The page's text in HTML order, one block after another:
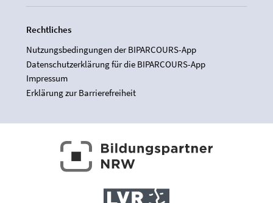
Rechtliches
Nutzungsbedingungen der BIPARCOURS-App
Datenschutzerklärung für die BIPARCOURS-App
Impressum
Erklärung zur Barrierefreiheit